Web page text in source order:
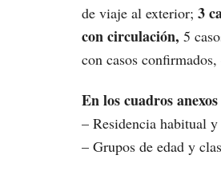
de viaje al exterior; 3
con circulación, 5
con casos
En los cuadros
– Residencia habitual
– Grupos de edad y